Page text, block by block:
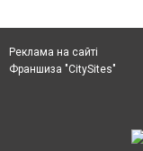
Реклама на сайті
Франшиза "CitySites"